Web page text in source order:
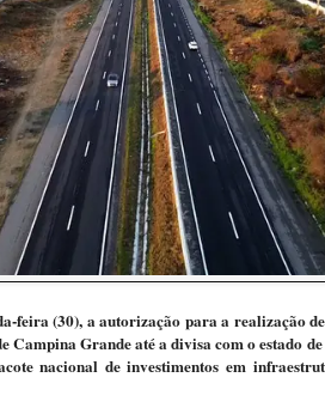
feira (30), a autorização para a realização
Campina Grande até a divisa com o estado
nacional de investimentos em